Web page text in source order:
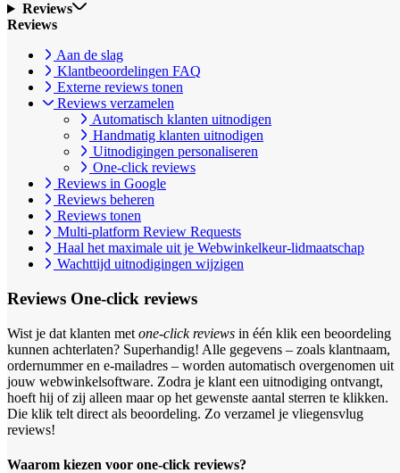
Reviews
Reviews
Aan de slag
Klantbeoordelingen FAQ
Externe reviews tonen
Reviews verzamelen
Automatisch klanten uitnodigen
Handmatig klanten uitnodigen
Uitnodigingen personaliseren
One-click reviews
Reviews in Google
Reviews beheren
Reviews tonen
Multi-platform Review Requests
Haal het maximale uit je Webwinkelkeur-lidmaatschap
Wachttijd uitnodigingen wijzigen
Reviews One-click reviews
Wist je dat klanten met one-click reviews in één klik een beoordeling
kunnen achterlaten? Superhandig! Alle gegevens – zoals klantnaam,
ordernummer en e-mailadres – worden automatisch overgenomen uit
jouw webwinkelsoftware. Zodra je klant een uitnodiging ontvangt,
hoeft hij of zij alleen maar op het gewenste aantal sterren te klikken.
Die klik telt direct als beoordeling. Zo verzamel je vliegensvlug
reviews!
Waarom kiezen voor one-click reviews?